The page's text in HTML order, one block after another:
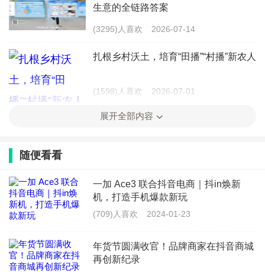
生意的全链路答案
(3295)人喜欢 2026-07-14
扎根乡村沃土，培育“田播”“村播”新农人
(1598)人喜欢 2026-07-01
展开全部内容
随便看看
一加 Ace3 联合抖音电商｜抖in焕新
机，打造手机爆款新玩
(709)人喜欢 2024-01-23
年货节圆满收官！品牌商家在抖音商城
再创新纪录